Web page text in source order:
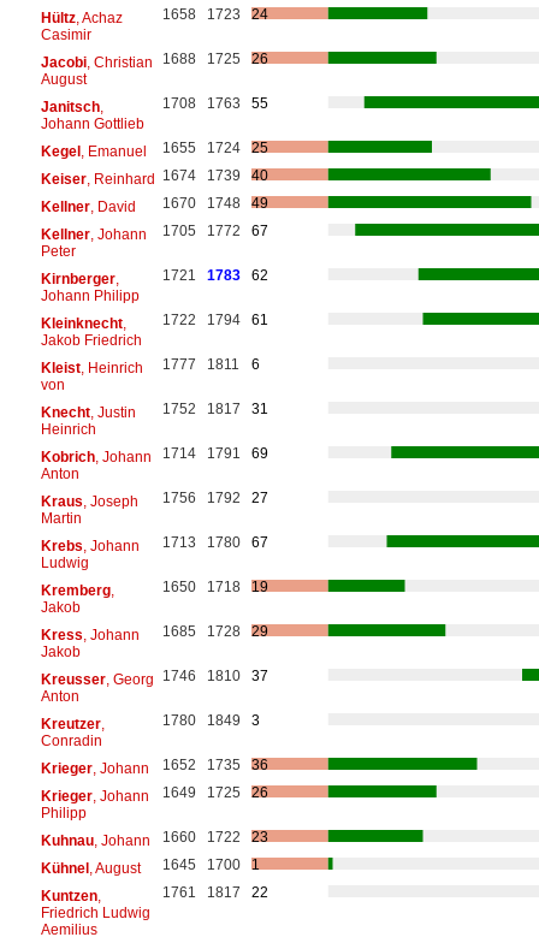
Hültz, Achaz
Casimir
1658 1723 24
Jacobi, Christian
August
1688 1725 26
Janitsch,
Johann Gottlieb
1708 1763 55
Kegel, Emanuel 1655 1724
25
Keiser, Reinhard 1674 1739
40
Kellner, David 1670 1748
49
Kellner, Johann
Peter
1705 1772 67
Kirnberger,
Johann Philipp
1721 1783 62
Kleinknecht,
Jakob Friedrich
1722 1794 61
Kleist, Heinrich
von
1777 1811 6
Knecht, Justin
Heinrich
1752 1817 31
Kobrich, Johann
Anton
1714 1791 69
Kraus , Joseph
Martin
1756 1792 27
Krebs , Johann
Ludwig
1713 1780 67
Kremberg,
Jakob
1650 1718 19
Kress , Johann
Jakob
1685 1728 29
Kreusser, Georg
Anton
1746 1810 37
Kreutzer,
Conradin
1780 1849 3
Krieger, Johann 1652 1735
36
Krieger, Johann
Philipp
1649 1725 26
Kuhnau, Johann 1660 1722
23
Kühnel, August 1645 1700
1
Kuntzen,
Friedrich Ludwig
Aemilius
1761 1817 22